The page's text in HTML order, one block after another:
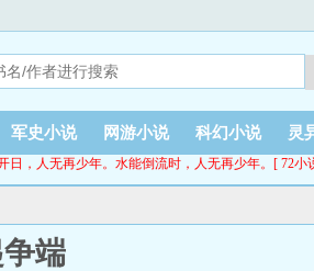
军史小说 网游小说 科幻小说 灵
日，人无再少年。水能倒流时，人无再少年。[ 72小
端